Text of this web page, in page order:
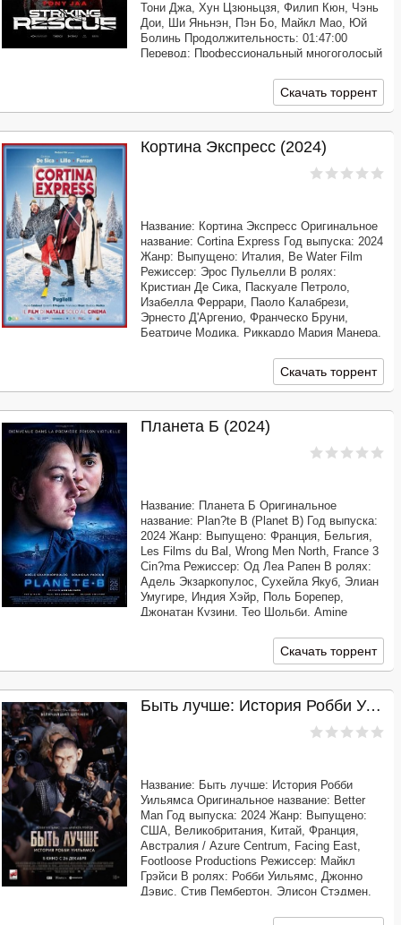
Тони Джа, Хун Цзюньцзя, Филип Кюн, Чэнь
Дои, Ши Яньнэн, Пэн Бо, Майкл Мао, Юй
Болинь Продолжительность: 01:47:00
Перевод: Профессиональный многоголосый
1.37 GB Бай Ань с супругой и дочкой
Скачать торрент
Кортина Экспресс (2024)
Название: Кортина Экспресс Оригинальное
название: Cortina Express Год выпуска: 2024
Жанр: Выпущено: Италия, Be Water Film
Режиссер: Эрос Пульелли В ролях:
Кристиан Де Сика, Паскуале Петроло,
Изабелла Феррари, Паоло Калабрези,
Эрнесто Д'Аргенио, Франческо Бруни,
Беатриче Модика, Риккардо Мария Манера,
Сампери, Анастасия Доага, Марко Борьеро
Скачать торрент
Планета Б (2024)
Название: Планета Б Оригинальное
название: Plan?te B (Planet B) Год выпуска:
2024 Жанр: Выпущено: Франция, Бельгия,
Les Films du Bal, Wrong Men North, France 3
Cin?ma Режиссер: Од Леа Рапен В ролях:
Адель Экзаркопулос, Сухейла Якуб, Элиан
Умугире, Индия Хэйр, Поль Борепер,
Джонатан Кузини, Тео Шольби, Amine
Продолжительность: 01:55:07 Перевод:
Скачать торрент
Быть лучше: История Робби Уильямса (2024)
Название: Быть лучше: История Робби
Уильямса Оригинальное название: Better
Man Год выпуска: 2024 Жанр: Выпущено:
США, Великобритания, Китай, Франция,
Австралия / Azure Centrum, Facing East,
Footloose Productions Режиссер: Майкл
Грэйси В ролях: Робби Уильямс, Джонно
Дэвис, Стив Пембертон, Элисон Стэдмен,
Херриман, Рашель Банно, Том Бадж, Джейк